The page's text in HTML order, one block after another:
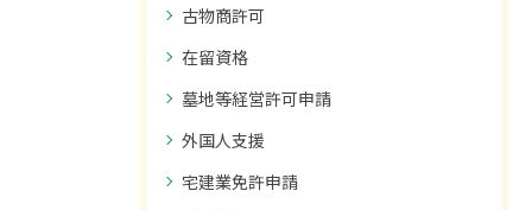
古物商許可
在留資格
墓地等経営許可申請
外国人支援
宅建業免許申請